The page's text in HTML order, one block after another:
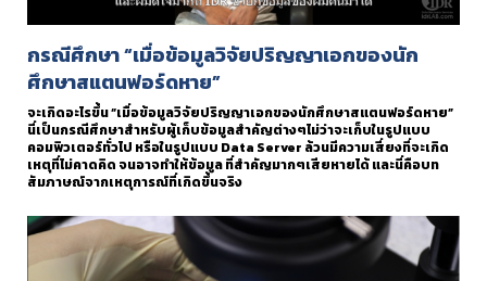
กรณีศึกษา “เมื่อข้อมูลวิจัยปริญญาเอกของนัก
ศึกษาสแตนฟอร์ดหาย”
จะเกิดอะไรขึ้น “เมื่อข้อมูลวิจัยปริญญาเอกของนักศึกษาสแตนฟอร์ดหาย”
นี่เป็นกรณีศึกษาสำหรับผู้เก็บข้อมูลสำคัญต่างๆไม่ว่าจะเก็บในรูปแบบ
คอมพิวเตอร์ทั่วไป หรือในรูปแบบ Data Server ล้วนมีความเสี่ยงที่จะเกิด
เหตุที่ไม่คาดคิด จนอาจทำให้ข้อมูล ที่สำคัญมากๆเสียหายได้ และนี่คือบท
สัมภาษณ์จากเหตุการณ์ที่เกิดขึ้นจริง